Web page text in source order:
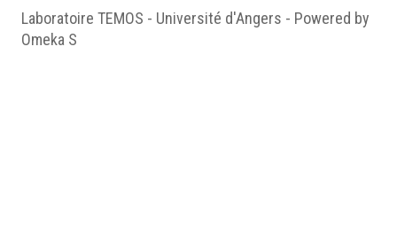
Laboratoire TEMOS - Université d'Angers - Powered by
Omeka S